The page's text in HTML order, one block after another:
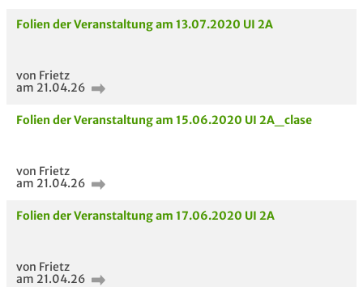
Folien der Veranstaltung am 13.07.2020 UI 2A
von Frietz
am 21.04.26
Folien der Veranstaltung am 15.06.2020 UI 2A_clase
von Frietz
am 21.04.26
Folien der Veranstaltung am 17.06.2020 UI 2A
von Frietz
am 21.04.26